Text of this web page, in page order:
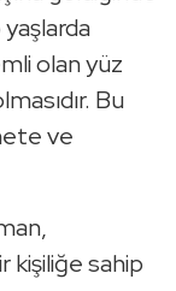
olan yüz
Bu
ve
kişiliğe sahip